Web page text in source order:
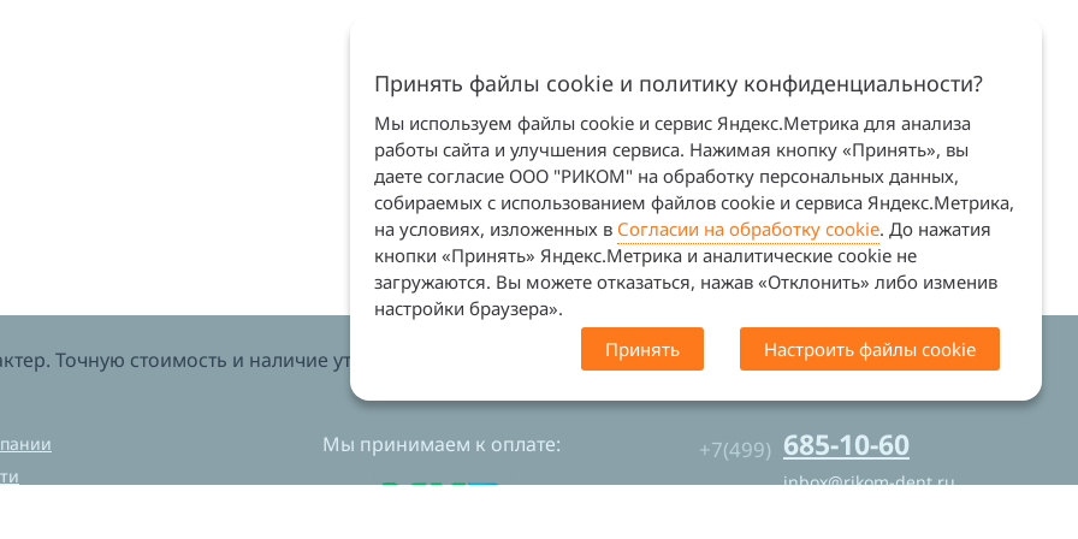
Точную стоимость и наличие уточняйте у менеджеров. Сайт не является офертой (ст. 437 ГК
Мы принимаем к оплате: +7(499) 685-10-60
inbox@rikom-dent.ru
Принять файлы cookie и политику конфиденциальности?
Мы используем файлы cookie и сервис Яндекс.Метрика для анализа
работы сайта и улучшения сервиса. Нажимая кнопку «Принять», вы
даете согласие ООО "РИКОМ" на обработку персональных данных,
собираемых с использованием файлов cookie и сервиса Яндекс.Метрика,
на условиях, изложенных в Согласии на обработку cookie. До нажатия
кнопки «Принять» Яндекс.Метрика и аналитические cookie не
загружаются. Вы можете отказаться, нажав «Отклонить» либо изменив
настройки браузера».
Принять
Настроить файлы cookie